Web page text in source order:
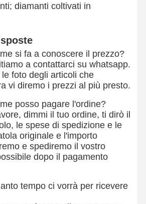
diamanti coltivati in
si fa a conoscere il prezzo?
a contattarci su whatsapp.
foto degli articoli che
vi diremo i prezzi al più presto.
posso pagare l'ordine?
dimmi il tuo ordine, ti dirò il
le spese di spedizione e le
originale e l'importo
e spediremo il vostro
dopo il pagamento
tempo ci vorrà per ricevere